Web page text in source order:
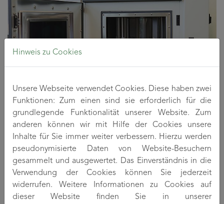
Xenotest
Klimaprüfungen
Das TITK hat die Möglichkeit, klimatische Prüfungen unter
Variation von Feuchte und Temperatur durchzuführen.
Spezifikationen
VC4020 (Vötsch)
Hinweis zu Cookies
Unsere Webseite verwendet Cookies. Diese haben zwei
Funktionen: Zum einen sind sie erforderlich für die
grundlegende Funktionalität unserer Website. Zum
anderen können wir mit Hilfe der Cookies unsere
Inhalte für Sie immer weiter verbessern. Hierzu werden
pseudonymisierte Daten von Website-Besuchern
gesammelt und ausgewertet. Das Einverständnis in die
Verwendung der Cookies können Sie jederzeit
widerrufen. Weitere Informationen zu Cookies auf
dieser Website finden Sie in unserer